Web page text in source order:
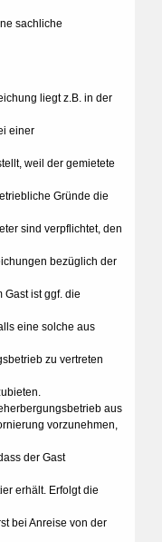
sachliche
liegt z.B. in der
einer
weil der gemietete
Gründe die
sind verpflichtet, den
bezüglich der
ist ggf. die
eine solche aus
zu vertreten
aus
vorzunehmen,
der Gast
erhält. Erfolgt die
bei Anreise von der